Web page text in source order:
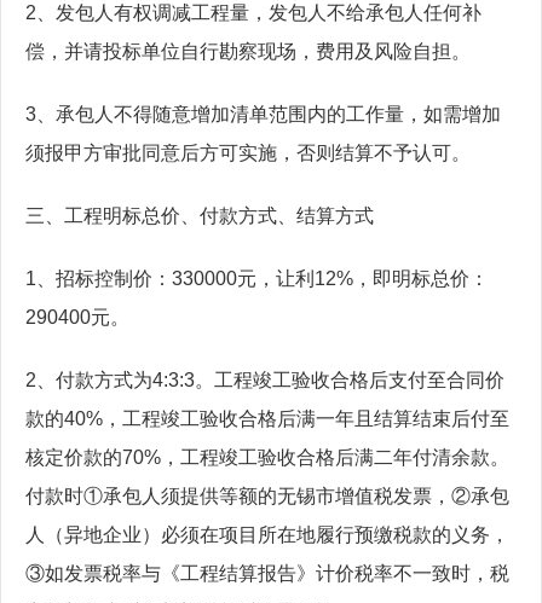
2、发包人有权调减工程量，发包人不给承包人任何补
偿，并请投标单位自行勘察现场，费用及风险自担。
3、承包人不得随意增加清单范围内的工作量，如需增加
须报甲方审批同意后方可实施，否则结算不予认可。
三、工程明标总价、付款方式、结算方式
1、招标控制价：330000元，让利12%，即明标总价：
290400元。
2、付款方式为4:3:3。工程竣工验收合格后支付至合同价
款的40%，工程竣工验收合格后满一年且结算结束后付至
核定价款的70%，工程竣工验收合格后满二年付清余款。
付款时①承包人须提供等额的无锡市增值税发票，②承包
人（异地企业）必须在项目所在地履行预缴税款的义务，
③如发票税率与《工程结算报告》计价税率不一致时，税